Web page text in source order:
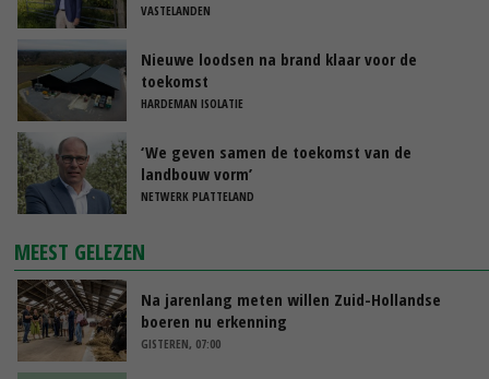
VASTELANDEN
Nieuwe loodsen na brand klaar voor de
toekomst
HARDEMAN ISOLATIE
‘We geven samen de toekomst van de
landbouw vorm’
NETWERK PLATTELAND
MEEST GELEZEN
Na jarenlang meten willen Zuid-Hollandse
boeren nu erkenning
GISTEREN, 07:00